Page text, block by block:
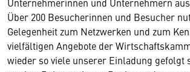
Über 200 Besucherinnen und Besucher
Gelegenheit zum Netzwerken und zum
vielfältigen Angebote der
wieder so viele unserer Einladung gefolgt